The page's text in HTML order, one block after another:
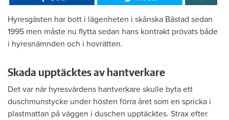
Hyresgästen har bott i lägenheten i skånska Båstad sedan
1995 men måste nu flytta sedan hans kontrakt prövats både
i hyresnämnden och i hovrätten.
Skada upptäcktes av hantverkare
Det var när hyresvärdens hantverkare skulle byta ett
duschmunstycke under hösten förra året som en spricka i
plastmattan på väggen i duschen upptäcktes. Strax efter